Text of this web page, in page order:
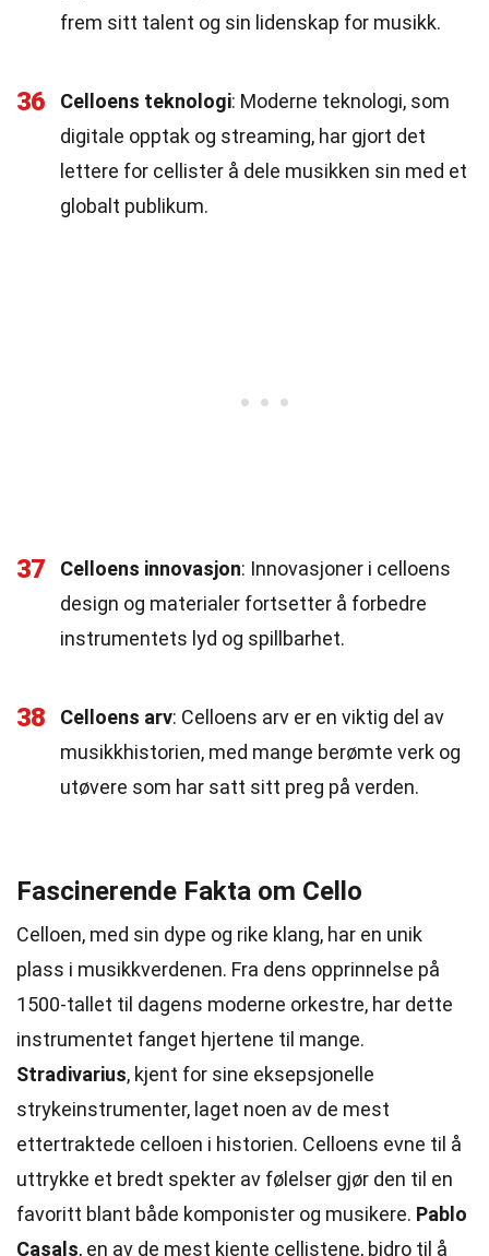
frem sitt talent og sin lidenskap for musikk.
36 Celloens teknologi: Moderne teknologi, som
digitale opptak og streaming, har gjort det
lettere for cellister å dele musikken sin med et
globalt publikum.
37 Celloens innovasjon: Innovasjoner i celloens
design og materialer fortsetter å forbedre
instrumentets lyd og spillbarhet.
38 Celloens arv: Celloens arv er en viktig del av
musikkhistorien, med mange berømte verk og
utøvere som har satt sitt preg på verden.
Fascinerende Fakta om Cello
Celloen, med sin dype og rike klang, har en unik
plass i musikkverdenen. Fra dens opprinnelse på
1500-tallet til dagens moderne orkestre, har dette
instrumentet fanget hjertene til mange.
Stradivarius, kjent for sine eksepsjonelle
strykeinstrumenter, laget noen av de mest
ettertraktede celloen i historien. Celloens evne til å
uttrykke et bredt spekter av følelser gjør den til en
favoritt blant både komponister og musikere. Pablo
Casals, en av de mest kjente cellistene, bidro til å